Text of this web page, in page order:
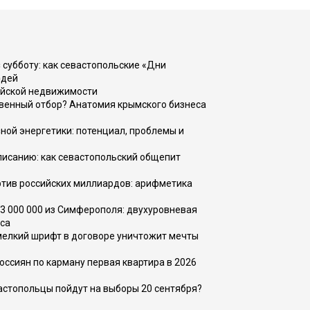
как севастопольские «Дни
недвижимости
отбор? Анатомия крымского бизнеса
энергетики: потенциал, проблемы и
как севастопольский общепит
российских миллиардов: арифметика
000 000 из Симферополя: двухуровневая
шрифт в договоре уничтожит мечты
по карману первая квартира в 2026
пойдут на выборы 20 сентября?